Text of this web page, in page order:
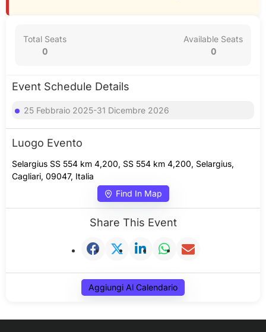
Total Seats
0
Available Seats
0
Event Schedule Details
25 Febbraio 2025-31 Dicembre 2026
Luogo Evento
Selargius SS 554 km 4,200, SS 554 km 4,200, Selargius,
Cagliari, 09047, Italia
Find In Map
Share This Event
Aggiungi Al Calendario